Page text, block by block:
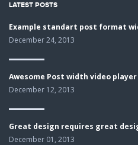
LATEST POSTS
Example standart post format
December 24, 2013
Awesome Post width video player
December 12, 2013
Great design requires great
December 01, 2013